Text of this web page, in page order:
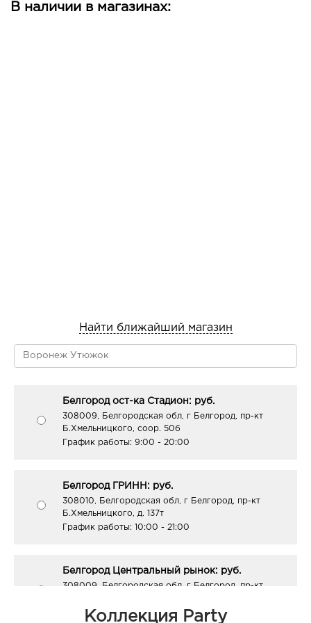
В наличии в магазинах:
Найти ближайший магазин
Белгород ост-ка Стадион: руб.
308009, Белгородская обл, г Белгород, пр-кт
Б.Хмельницкого, соор. 50б
График работы: 9:00 - 20:00
Белгород ГРИНН: руб.
308010, Белгородская обл, г Белгород, пр-кт
Б.Хмельницкого, д. 137т
График работы: 10:00 - 21:00
Белгород Центральный рынок: руб.
308009, Белгородская обл, г Белгород, пр-кт
График работы:9:00 - 21:00
Коллекция Party